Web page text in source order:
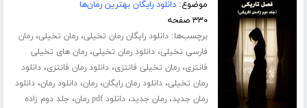
موضوع:دانلود رایگان بهترین رمان‌ها
۳۳۰ صفحه
برچسب‌ها:دانلود رایگان رمان تخیلی،رمان تخیلی،رمان
فارسی تخیلی،دانلود رمان تخیلی،رمان های تخیلی
فانتزی،رمان تخیلی فانتزی،دانلود رمان فانتزی،دانلود
رمان تخیلی،دانلود رمان رایگان،رمان،دانلود رمان،دانلود
رمان جدید،رمان جدید،دانلود pdf رمان ، جلد دوم زاده